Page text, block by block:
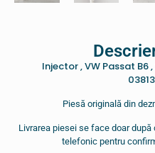
Injector , VW Passat B6
Piesă originală din
Livrarea piesei se face doar
telefonic pentru